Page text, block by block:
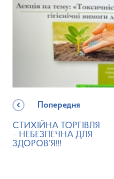
Попередня
СТИХІЙНА ТОРГІВЛЯ
– НЕБЕЗПЕЧНА ДЛЯ
ЗДОРОВ’Я!!!